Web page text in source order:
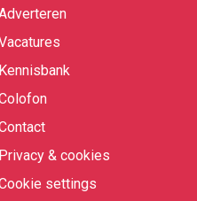
Kennisbank
Privacy & cookies
settings